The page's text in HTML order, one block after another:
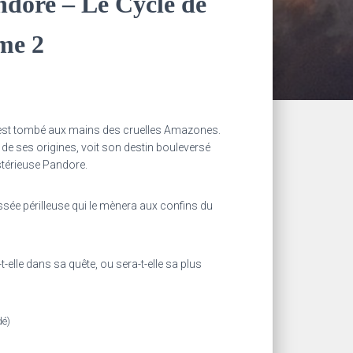
2
tombé aux mains des cruelles Amazones.
ses origines, voit son destin bouleversé
Pandore.
périlleuse qui le mènera aux confins du
elle dans sa quête, ou sera-t-elle sa plus